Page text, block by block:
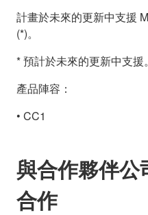
計畫於未來的更新中支援
(*)。
* 預計於未來的更新中支援。
產品陣容：
• CC1
與合作夥伴
合作